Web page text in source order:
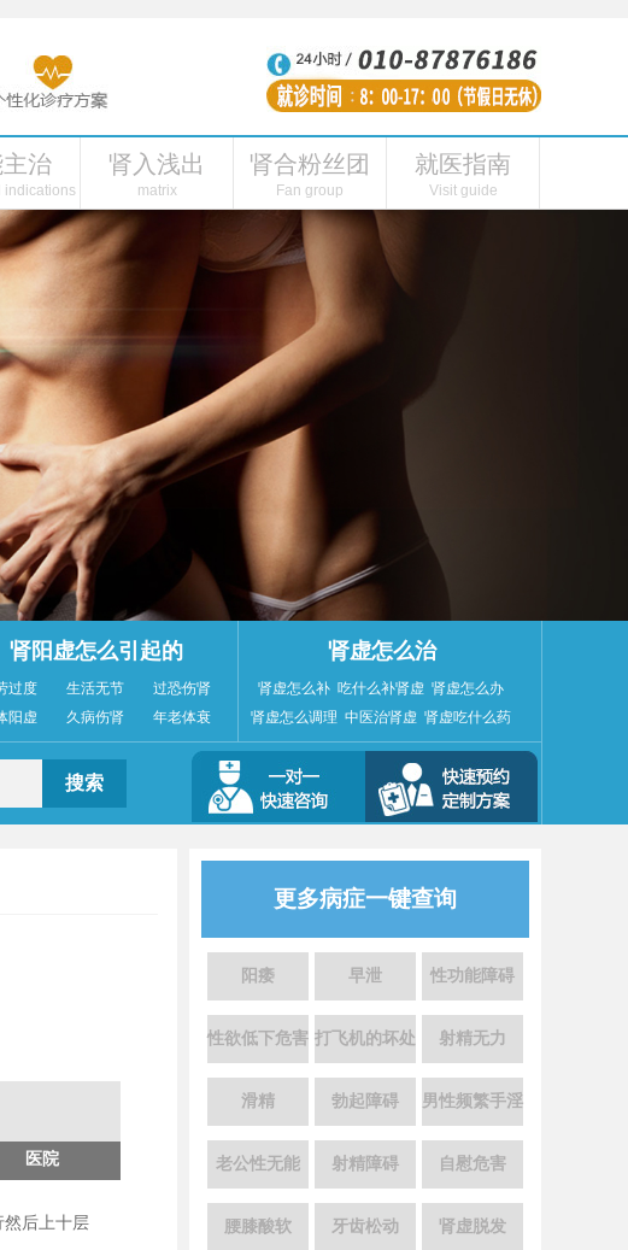
治
indications
性功能障碍 肾虚的表现 肾阳虚症状 肾阳虚怎么引起的
肾入浅出
matrix
肾合内刊 肾合头条 肾合视频
肾合粉丝团
Fan group
连线主播 粉丝福利
就医指南
Visit guide
肾阳虚怎么引起的
过度 生活无节
过恐伤肾
阳虚
久病伤肾 年老体衰
肾虚怎么治
肾虚怎么补 吃什么补肾虚 肾虚怎么办
肾虚怎么调理 中医治肾虚 肾虚吃什么药
医院
然后上十层
更多病症一键查询
阳痿 早泄 性功能障碍
性欲低下危害 打飞机的坏处 射精无力
滑精 勃起障碍 男性频繁手淫
老公性无能 射精障碍 自慰危害
腰膝酸软 牙齿松动 肾虚脱发